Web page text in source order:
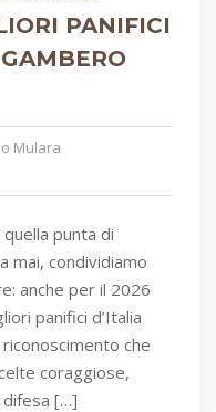
PANIFICI
Mulara
punta di
mai, condividiamo
anche per il 2026
panifici d’Italia
che
coraggiose,
[…]